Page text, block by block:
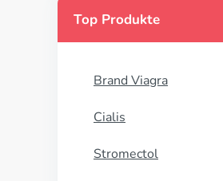
Top Produkte
Brand Viagra
Cialis
Stromectol